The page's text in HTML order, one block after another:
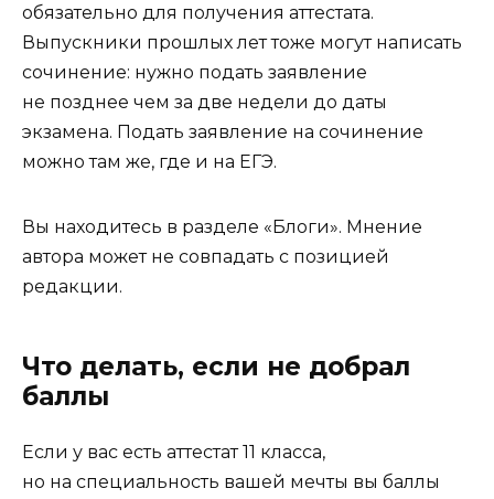
обязательно для получения аттестата.
Выпускники прошлых лет тоже могут написать
сочинение: нужно подать заявление
не позднее чем за две недели до даты
экзамена. Подать заявление на сочинение
можно там же, где и на ЕГЭ.
Вы находитесь в разделе «Блоги». Мнение
автора может не совпадать с позицией
редакции.
Что делать, если не добрал
баллы
Если у вас есть аттестат 11 класса,
но на специальность вашей мечты вы баллы